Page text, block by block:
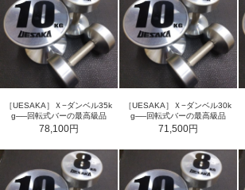
［UESAKA］Ｘ−ダンベル35k
g──回転式バーの最高級品
78,100円
［UESAKA］Ｘ−ダンベル30k
g──回転式バーの最高級品
71,500円